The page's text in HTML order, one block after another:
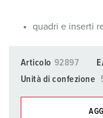
quadri e inserti
Articolo 92897
Unità di confezione